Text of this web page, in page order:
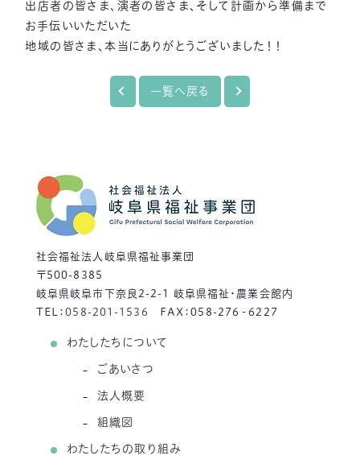
出店者の皆さま、演者の皆さま、そして計画から準備まで
お手伝いいただいた
地域の皆さま、本当にありがとうございました！！
一覧へ戻る
社会福祉法人岐阜県福祉事業団
〒500-8385
岐阜県岐阜市下奈良2-2-1 岐阜県福祉・農業会館内
TEL：058-201-1536 FAX：058-276‐6227
わたしたちについて
ごあいさつ
法人概要
組織図
わたしたちの取り組み